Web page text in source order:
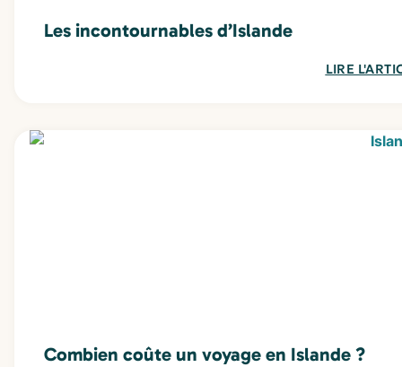
Les incontournables d’Islande
LIRE
Combien coûte un voyage en Islande ?